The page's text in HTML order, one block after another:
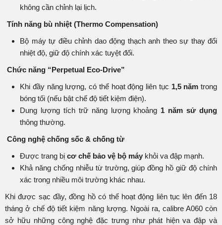
không cần chỉnh lại lịch.
Tính năng bù nhiệt (Thermo Compensation)
Bộ máy tự điều chỉnh dao động thạch anh theo sự thay đổi
nhiệt độ, giữ độ chính xác tuyệt đối.
Chức năng “Perpetual Eco-Drive”
Khi đầy năng lượng, có thể hoạt động liên tục 1,5 năm trong
bóng tối (nếu bật chế độ tiết kiệm điện).
Dung lượng tích trữ năng lượng khoảng 1 năm sử dụng
thông thường.
Công nghệ chống sốc & chống từ
Được trang bị cơ chế bảo vệ bộ máy khỏi va đập mạnh.
Khả năng chống nhiễu từ trường, giúp đồng hồ giữ độ chính
xác trong nhiều môi trường khác nhau.
Khi được sạc đầy, đồng hồ có thể hoạt động liên tục lên đến 18
tháng ở chế độ tiết kiệm năng lượng. Ngoài ra, calibre A060 còn
sở hữu những công nghệ đặc trưng như phát hiện va đập và